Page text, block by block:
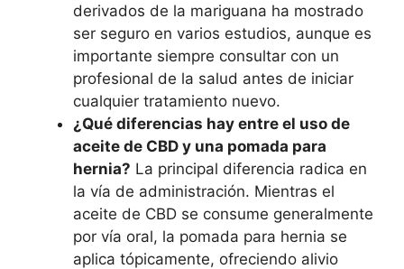
derivados de la mariguana ha mostrado
ser seguro en varios estudios, aunque es
importante siempre consultar con un
profesional de la salud antes de iniciar
cualquier tratamiento nuevo.
¿Qué diferencias hay entre el uso de
aceite de CBD y una pomada para
hernia? La principal diferencia radica en
la vía de administración. Mientras el
aceite de CBD se consume generalmente
por vía oral, la pomada para hernia se
aplica tópicamente, ofreciendo alivio